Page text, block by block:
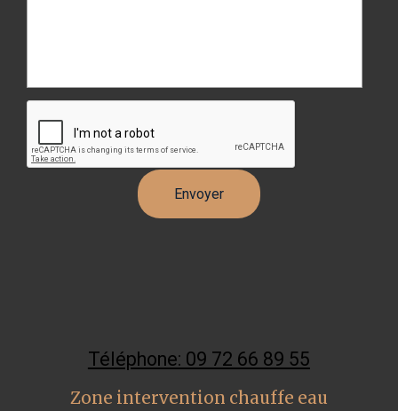
Téléphone: 09 72 66 89 55
Zone intervention chauffe eau